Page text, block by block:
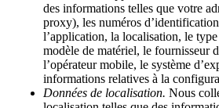
des informations telles que votre
proxy), les numéros
l’application, la localisation, le
modèle de matériel, le fournisseur
l’opérateur mobile, le système
informations relatives à la
Données de localisation. Nous